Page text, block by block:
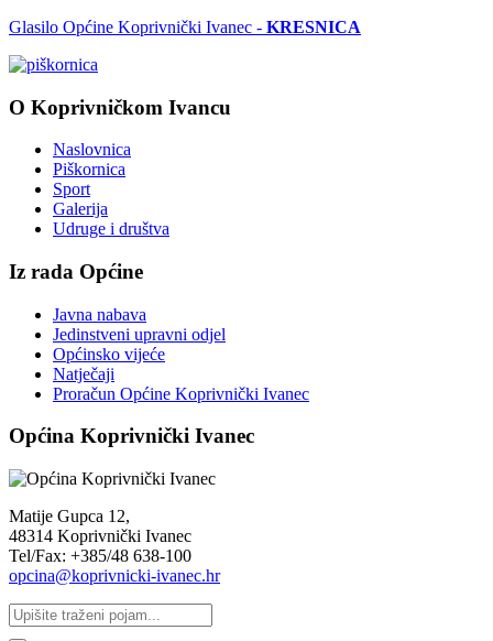
Glasilo Općine Koprivnički Ivanec - KRESNICA
O Koprivničkom Ivancu
Naslovnica
Piškornica
Sport
Galerija
Udruge i društva
Iz rada Općine
Javna nabava
Jedinstveni upravni odjel
Općinsko vijeće
Natječaji
Proračun Općine Koprivnički Ivanec
Općina Koprivnički Ivanec
Matije Gupca 12,
48314 Koprivnički Ivanec
Tel/Fax: +385/48 638-100
opcina@koprivnicki-ivanec.hr